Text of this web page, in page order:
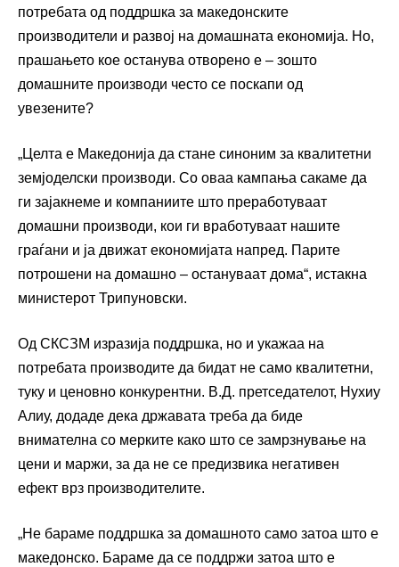
потребата од поддршка за македонските
производители и развој на домашната економија. Но,
прашањето кое останува отворено е – зошто
домашните производи често се поскапи од
увезените?
„Целта е Македонија да стане синоним за квалитетни
земјоделски производи. Со оваа кампања сакаме да
ги зајакнеме и компаниите што преработуваат
домашни производи, кои ги вработуваат нашите
граѓани и ја движат економијата напред. Парите
потрошени на домашно – остануваат дома“, истакна
министерот Трипуновски.
Од СКСЗМ изразија поддршка, но и укажаа на
потребата производите да бидат не само квалитетни,
туку и ценовно конкурентни. В.Д. претседателот, Нухиу
Алиу, додаде дека државата треба да биде
внимателна со мерките како што се замрзнување на
цени и маржи, за да не се предизвика негативен
ефект врз производителите.
„Не бараме поддршка за домашното само затоа што е
македонско. Бараме да се поддржи затоа што е